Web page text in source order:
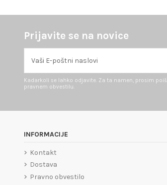
Prijavite se na novice
Kadarkoli se lahko odjavite. Za ta namen, prosim
pravnem obvestilu.
INFORMACIJE
Kontakt
Dostava
Pravno obvestilo